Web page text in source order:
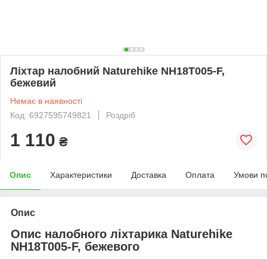
Ліхтар налобний Naturehike NH18T005-F,
бежевий
Немає в наявності
Код: 6927595749821
Роздріб
1 110 ₴
Опис Характеристики Доставка Оплата Умови
Опис
Опис налобного ліхтарика Naturehike
NH18T005-F, бежевого